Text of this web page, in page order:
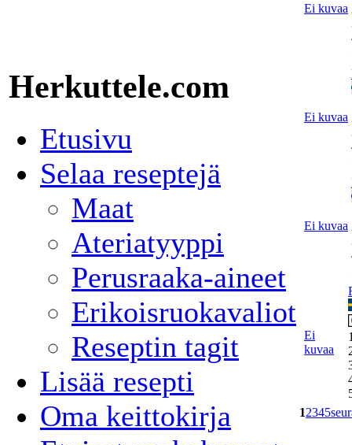
Herkuttele.com
Etusivu
Selaa reseptejä
Maat
Ateriatyyppi
Perusraaka-aineet
Erikoisruokavaliot
Reseptin tagit
Lisää resepti
Oma keittokirja
Ei kuvaa
Ei kuvaa
Ei kuvaa
Ei
kuvaa
12345